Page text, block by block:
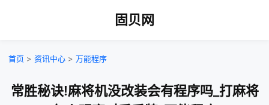
固贝网
首页 > 资讯中心 > 万能程序
常胜秘诀!麻将机没改装会有程序吗_打麻将